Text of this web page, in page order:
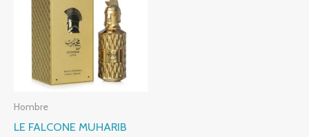
Hombre
LE FALCONE MUHARIB